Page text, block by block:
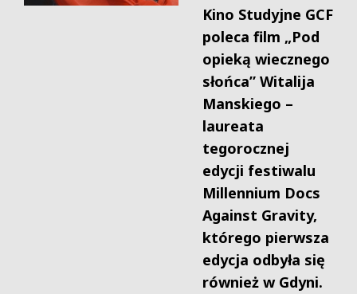
Kino Studyjne GCF
poleca film „Pod
opieką wiecznego
słońca” Witalija
Manskiego –
laureata
tegorocznej
edycji festiwalu
Millennium Docs
Against Gravity,
którego pierwsza
edycja odbyła się
również w Gdyni.